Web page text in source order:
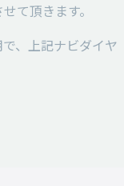
て頂きます。
、上記ナビダイヤ